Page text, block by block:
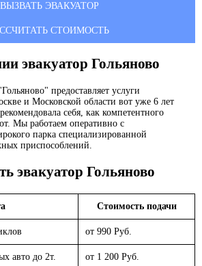
ВЫЗВАТЬ ЭВАКУАТОР
СТОИМОСТЬ
эвакуатор Гольяново
предоставляет услуги
и Московской области вот уже 6 лет
себя, как компетентного
Мы работаем оперативно с
парка специализированной
приспособлений.
эвакуатор Гольяново
Стоимость подачи
от 990 Руб.
авто до 2т. от 1 200 Руб.